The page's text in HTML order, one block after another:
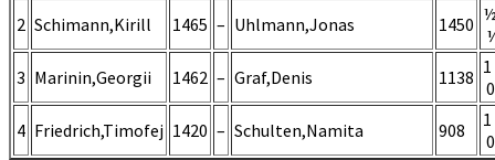
2 Schimann,Kirill 1465 – Uhlmann,Jonas 1450
3 Marinin,Georgii 1462 – Graf,Denis 1138 0
4 Friedrich,Timofej 1420 – Schulten,Namita 908
0